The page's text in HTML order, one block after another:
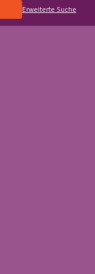
Erweiterte Suche